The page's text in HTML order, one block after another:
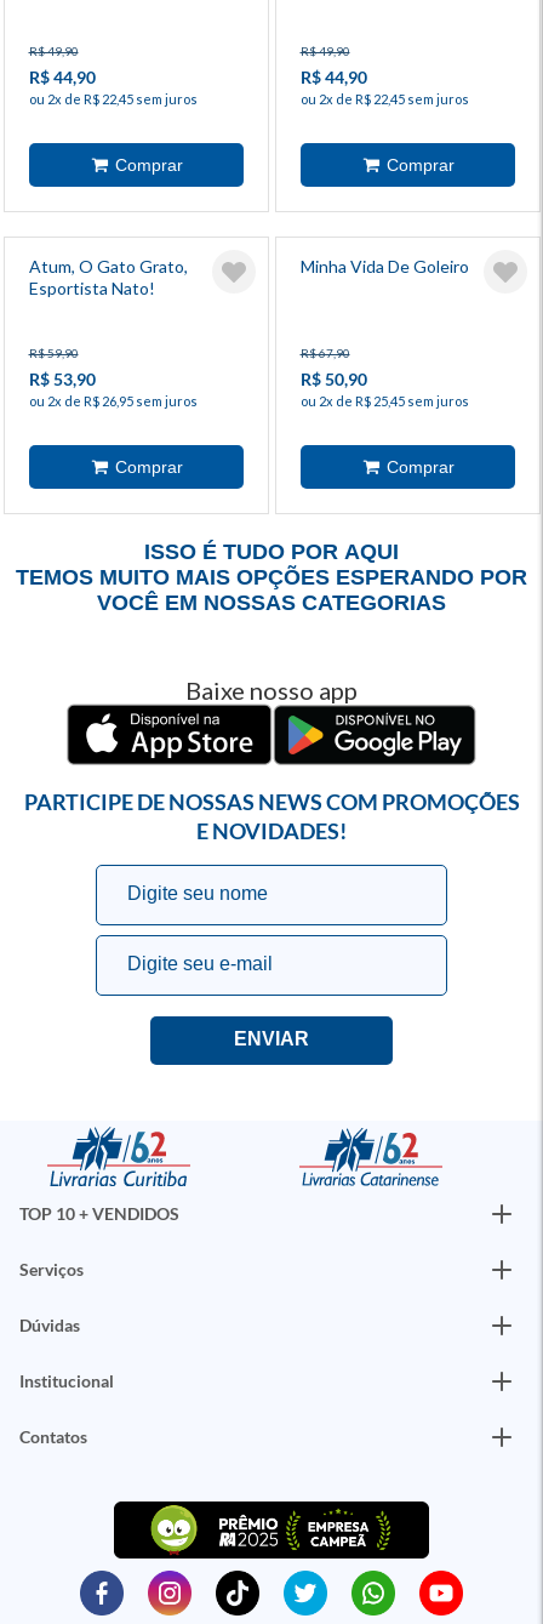
R$ 49,90
R$ 44,90
ou 2x de R$ 22,45 sem juros
R$ 49,90
R$ 44,90
ou 2x de R$ 22,45 sem juros
Atum, O Gato Grato,
Esportista Nato!
R$ 59,90
R$ 53,90
ou 2x de R$ 26,95 sem juros
Minha Vida De Goleiro
R$ 67,90
R$ 50,90
ou 2x de R$ 25,45 sem juros
ISSO É TUDO POR AQUI
TEMOS MUITO MAIS OPÇÕES ESPERANDO POR
VOCÊ EM NOSSAS CATEGORIAS
Baixe nosso app
PARTICIPE DE NOSSAS NEWS COM PROMOÇÕES
E NOVIDADES!
TOP 10 + VENDIDOS
Serviços
Dúvidas
Institucional
Contatos